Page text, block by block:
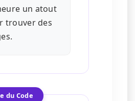
un atout
trouver des
du Code